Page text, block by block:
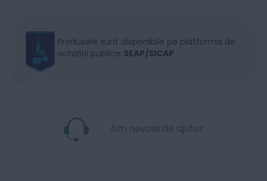
Produsele sunt disponibile pe platforma de
achizitii publice SEAP/SICAP
Am nevoie de ajutor